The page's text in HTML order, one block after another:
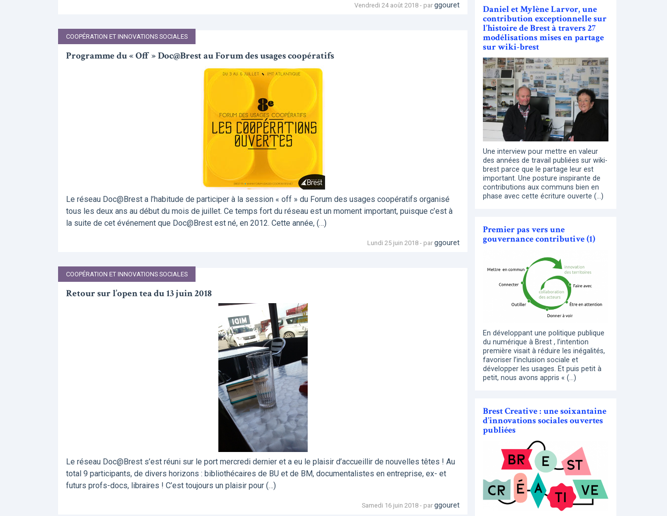
Vendredi 24 août 2018 - par ggouret
COOPÉRATION ET INNOVATIONS SOCIALES
Programme du « Off » Doc@Brest au Forum des usages coopératifs
Le réseau Doc@Brest a l’habitude de participer à la session « off » du Forum des usages coopératifs organisé
tous les deux ans au début du mois de juillet. Ce temps fort du réseau est un moment important, puisque c’est à
la suite de cet événement que Doc@Brest est né, en 2012. Cette année, (…)
Lundi 25 juin 2018 - par ggouret
COOPÉRATION ET INNOVATIONS SOCIALES
Retour sur l’open tea du 13 juin 2018
Le réseau Doc@Brest s’est réuni sur le port mercredi dernier et a eu le plaisir d’accueillir de nouvelles têtes ! Au
total 9 participants, de divers horizons : bibliothécaires de BU et de BM, documentalistes en entreprise, ex- et
futurs profs-docs, libraires ! C’est toujours un plaisir pour (…)
Samedi 16 juin 2018 - par ggouret
Daniel et Mylène Larvor, une
contribution exceptionnelle sur
l’histoire de Brest à travers 27
modélisations mises en partage
sur wiki-brest
Une interview pour mettre en valeur
des années de travail publiées sur wiki-
brest parce que le partage leur est
important. Une posture inspirante de
contributions aux communs bien en
phase avec cette écriture ouverte (…)
Premier pas vers une
gouvernance contributive (1)
En développant une politique publique
du numérique à Brest , l’intention
première visait à réduire les inégalités,
favoriser l’inclusion sociale et
développer les usages. Et puis petit à
petit, nous avons appris « (…)
Brest Creative : une soixantaine
d’innovations sociales ouvertes
publiées